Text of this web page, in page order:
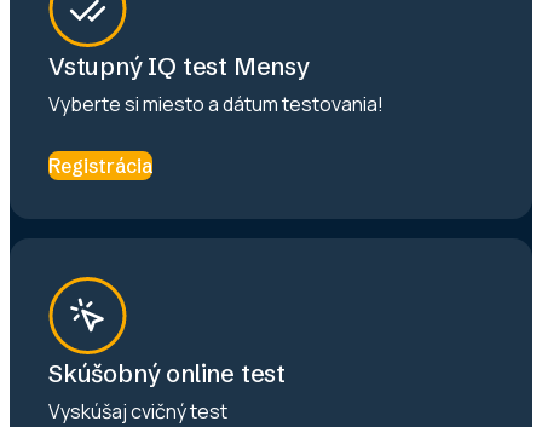
Vstupný IQ test Mensy
Vyberte si miesto a dátum testovania!
Registrácia
Skúšobný online test
Vyskúšaj cvičný test